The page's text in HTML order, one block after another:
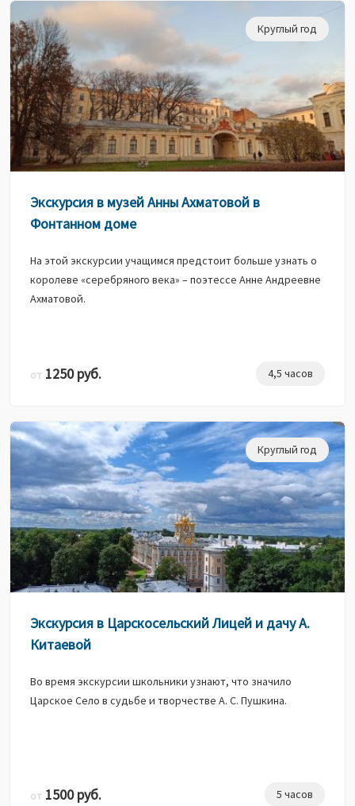
Круглый год
Экскурсия в музей Анны Ахматовой в
Фонтанном доме
На этой экскурсии учащимся предстоит больше узнать о
королеве «серебряного века» – поэтессе Анне Андреевне
Ахматовой.
от 1250 руб. 4,5 часов
Круглый год
Экскурсия в Царскосельский Лицей и дачу А.
Китаевой
Во время экскурсии школьники узнают, что значило
Царское Село в судьбе и творчестве А. С. Пушкина.
от 1500 руб. 5 часов